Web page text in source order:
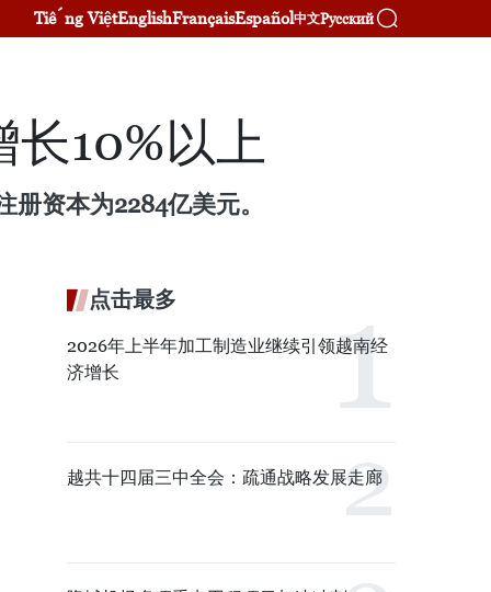
Tiếng ViệtEnglishFrançaisEspañol中文Русский
10%以上
资本为2284亿美元。
点击最多
2026年上半年加工制造业继续引领越南经
济增长
越共十四届三中全会：疏通战略发展走廊